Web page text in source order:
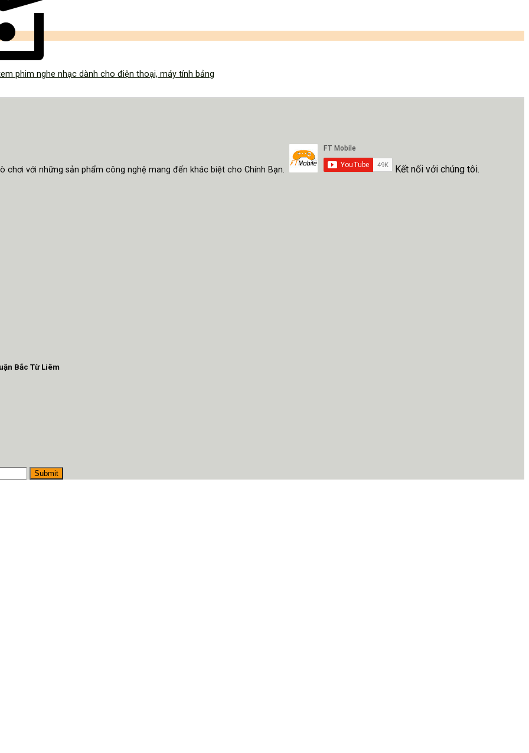
phim nghe nhạc dành cho điện thoại, máy tính bảng
với những sản phẩm công nghệ mang đến khác biệt cho Chính Bạn. Kết nối với chúng tôi.
Bắc Từ Liêm